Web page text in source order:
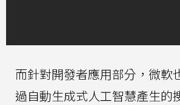
而針對開發者應用部分，微軟
過自動生成式人工智慧產生的